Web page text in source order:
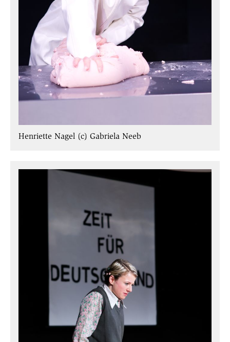
Henriette Nagel (c) Gabriela Neeb